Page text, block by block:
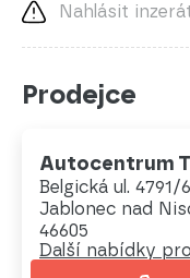
Nahlásit
Prodejce
Autocentrum
Belgická ul. 4791/6
Jablonec nad
46605
Další nabídky